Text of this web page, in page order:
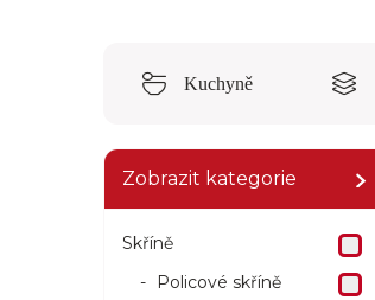
Kuchyně
Zobrazit kategorie
Skříně
Policové skříně